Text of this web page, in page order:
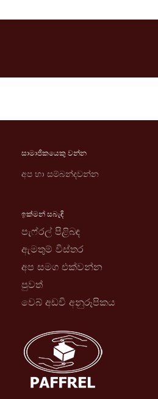
සාමාජිකයෙකු වන්න
අප හා සම්බන්දවන්න
ඉක්මන් සබැඳි
පැෆ්රල් පිළිබඳ
ඇමතුම් විස්තර
අප සමග එක්වන්න
පුවත්
වෙබ් අඩවි අනුරූපිකය